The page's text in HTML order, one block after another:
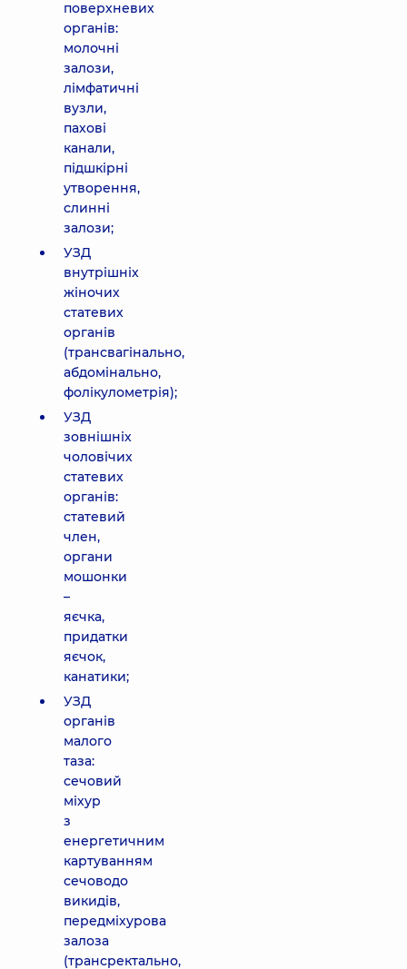
поверхневих
органів:
молочні
залози,
лімфатичні
вузли,
пахові
канали,
підшкірні
утворення,
слинні
залози;
УЗД
внутрішніх
жіночих
статевих
органів
(трансвагінально,
абдомінально,
фолікулометрія);
УЗД
зовнішніх
чоловічих
статевих
органів:
статевий
член,
органи
мошонки
–
яєчка,
придатки
яєчок,
канатики;
УЗД
органів
малого
таза:
сечовий
міхур
з
енергетичним
картуванням
сечоводо
викидів,
передміхурова
залоза
(трансректально,